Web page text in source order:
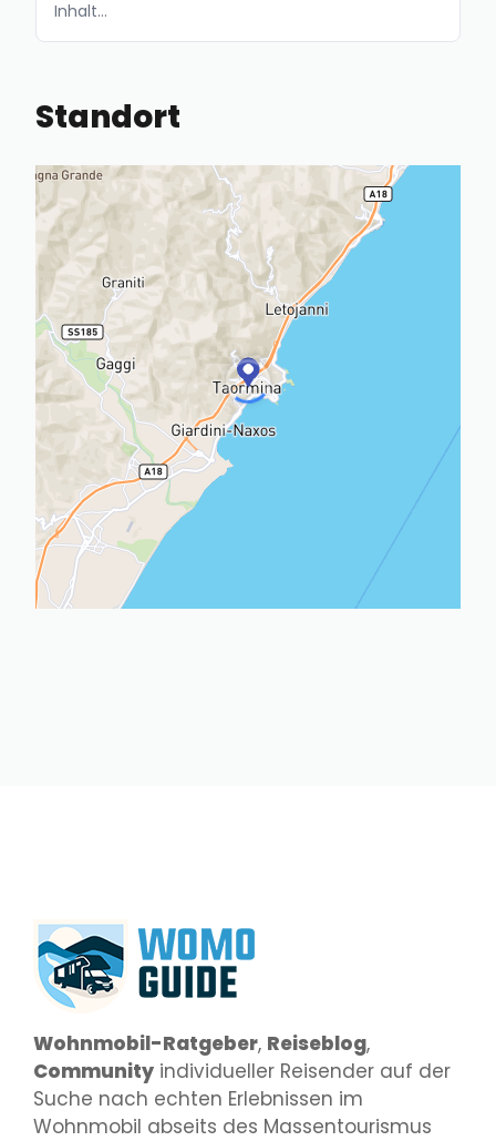
Inhalt…
Standort
Wohnmobil-Ratgeber, Reiseblog,
Community individueller Reisender auf der
Suche nach echten Erlebnissen im
Wohnmobil abseits des Massentourismus